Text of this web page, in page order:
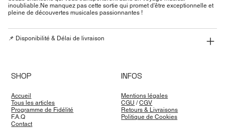
inoubliable.Ne manquez pas cette sortie qui promet d'être exceptionnelle et
pleine de découvertes musicales passionnantes !
📌 Disponibilité & Délai de livraison
SHOP
Accueil
Tous les articles
Programme de Fidélité
F.A.Q
Contact
INFOS
Mentions légales
CGU /CGV
Retours & Livraisons
Politique de Cookies